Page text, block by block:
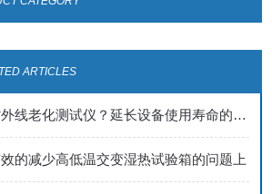
ARTICLES
如何正确维护紫外线老化测试仪？延长设备使用寿命的技巧
的减少高低温交变湿热试验箱的问题上